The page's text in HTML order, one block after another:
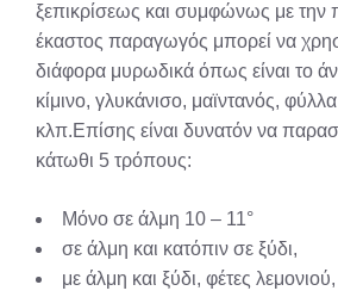
ξεπικρίσεως και συμφώνως με την
έκαστος παραγωγός μπορεί να
διάφορα μυρωδικά όπως είναι το
κίμινο, γλυκάνισο, μαϊντανός,
κλπ.Επίσης είναι δυνατόν να
κάτωθι 5 τρόπους:
Μόνο σε άλμη 10 – 11°
σε άλμη και κατόπιν σε ξύδι,
με άλμη και ξύδι, φέτες